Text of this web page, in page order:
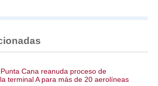
Cana reanuda proceso de
terminal A para más de 20 aerolíneas